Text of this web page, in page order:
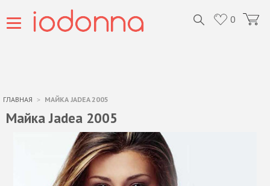
0
ГЛАВНАЯ МАЙКА JADEA 2005
Майка Jadea 2005